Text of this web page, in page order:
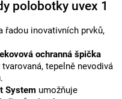
polobotky uvex 1
řadou inovativních prvků,
ochranná špička
tepelně nevodivá
System umožňuje